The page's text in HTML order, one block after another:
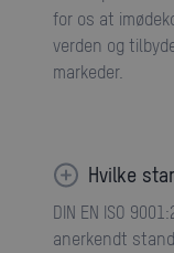
for os at
verden og
markeder.
Hvilke
DIN EN ISO 9001:2015 - Dette er en internationalt
anerkendt